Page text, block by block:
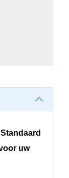
uw